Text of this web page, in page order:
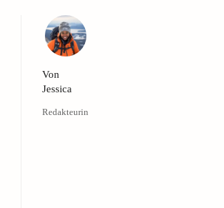
Von
Jessica
Redakteurin